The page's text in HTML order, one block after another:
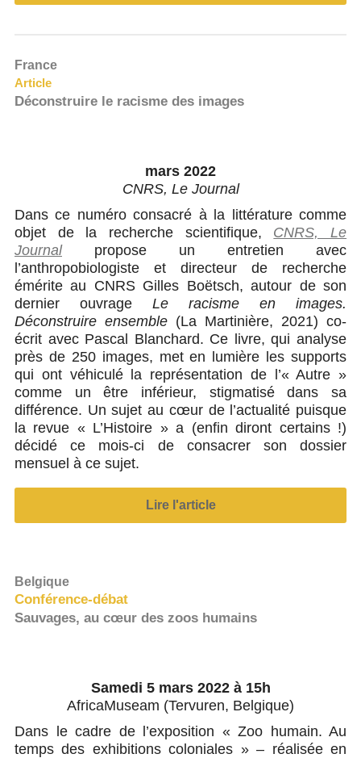
France
Article
Déconstruire le racisme des images
mars 2022
CNRS, Le Journal
Dans ce numéro consacré à la littérature comme
objet de la recherche scientifique, CNRS, Le
Journalpropose un entretien avec
l’anthropobiologiste et directeur de recherche
émérite au CNRS Gilles Boëtsch, autour de son
dernier ouvrage Le racisme en images.
Déconstruire ensemble (La Martinière, 2021) co-
écrit avec Pascal Blanchard. Ce livre, qui analyse
près de 250 images, met en lumière les supports
qui ont véhiculé la représentation de l’« Autre »
comme un être inférieur, stigmatisé dans sa
différence. Un sujet au cœur de l’actualité puisque
la revue « L’Histoire » a (enfin diront certains !)
décidé ce mois-ci de consacrer son dossier
mensuel à ce sujet.
Lire l'article
Belgique
Conférence-débat
Sauvages, au cœur des zoos humains
Samedi 5 mars 2022 à 15h
AfricaMuseam (Tervuren, Belgique)
Dans le cadre de l’exposition « Zoo humain. Au
temps des exhibitions coloniales » – réalisée en